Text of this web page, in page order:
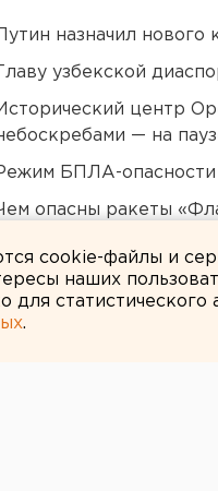
Путин назначил
Главу узбекской
центр
— на
БПЛА-
опасны ракеты
cookie-файлы и
наших
для
.